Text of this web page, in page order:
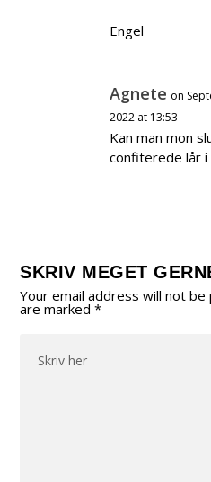
Engel
Agnete on
2022 at 13:53
Kan man mon
confiterede lår i
SKRIV MEGET
Your email address will not be
are marked*